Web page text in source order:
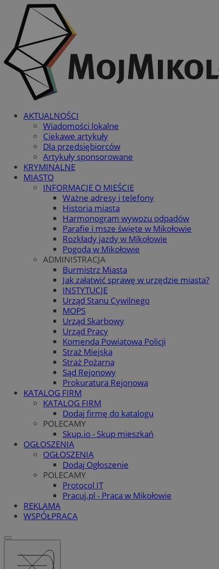
AKTUALNOŚCI
Wiadomości lokalne
Ciekawe artykuły
Dla przedsiębiorców
Artykuły sponsorowane
KRYMINALNE
MIASTO
INFORMACJE O MIEŚCIE
Ważne adresy i telefony
Historia miasta
Harmonogram wywozu odpadów
Parafie i msze święte w Mikołowie
Rozkłady jazdy w Mikołowie
Pogoda w Mikołowie
ADMINISTRACJA
Burmistrz Miasta
Jak załatwić sprawę w urzędzie miasta?
INSTYTUCJE
Urząd Stanu Cywilnego
MOPS
Urząd Skarbowy
Urząd Pracy
Komenda Powiatowa Policji
Straż Miejska
Straż Pożarna
Sąd Rejonowy
Prokuratura Rejonowa
KATALOG FIRM
KATALOG FIRM
Dodaj firmę do katalogu
POLECAMY
Skup.io - Skup mieszkań
OGŁOSZENIA
OGŁOSZENIA
Dodaj Ogłoszenie
POLECAMY
Protocol IT
Pracuj.pl - Praca w Mikołowie
REKLAMA
WSPÓŁPRACA